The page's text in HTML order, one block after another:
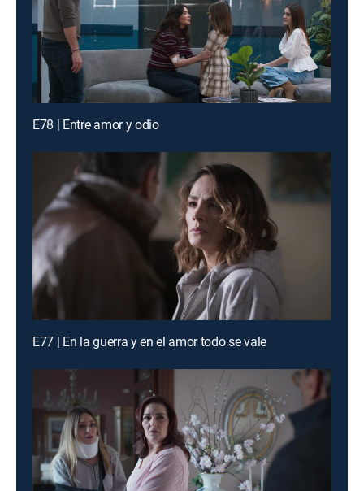
E78 | Entre amor y odio
E77 | En la guerra y en el amor todo se vale